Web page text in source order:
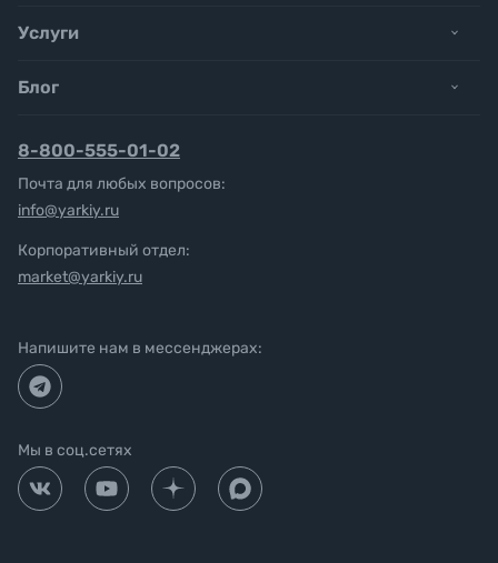
Услуги
Блог
8-800-555-01-02
Почта для любых вопросов:
info@yarkiy.ru
Корпоративный отдел:
market@yarkiy.ru
Напишите нам в мессенджерах:
Мы в соц.сетях